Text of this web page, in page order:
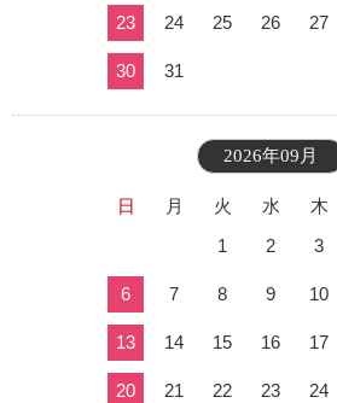
23 24 25 26 27
30 31
2026年09月
日 月 火 水 木
1
2 3
6 7 8 9 10
13 14 15 16 17
20 21 22 23 24